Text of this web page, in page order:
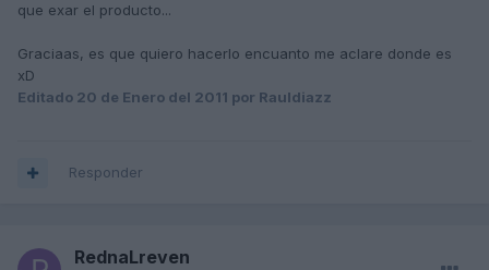
que exar el producto...
Graciaas, es que quiero hacerlo encuanto me aclare donde es
xD
Editado 20 de Enero del 2011 por Rauldiazz
Responder
RednaLreven